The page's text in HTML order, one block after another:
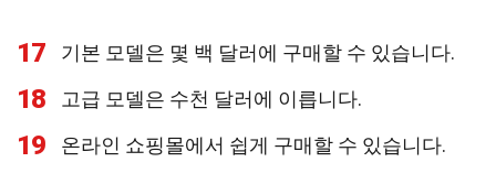
17 기본 모델은 몇 백 달러에 구매할 수 있습니다.
18 고급 모델은 수천 달러에 이릅니다.
19 온라인 쇼핑몰에서 쉽게 구매할 수 있습니다.